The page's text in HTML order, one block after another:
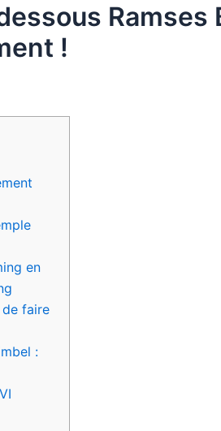
Ramses
!
en
faire
: